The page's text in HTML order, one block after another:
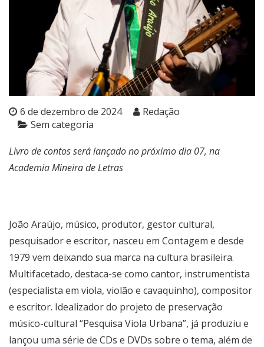
6 de dezembro de 2024
Redação
Sem categoria
Livro de contos será lançado no próximo dia 07, na
Academia Mineira de Letras
João Araújo, músico, produtor, gestor cultural,
pesquisador e escritor, nasceu em Contagem e desde
1979 vem deixando sua marca na cultura brasileira.
Multifacetado, destaca-se como cantor, instrumentista
(especialista em viola, violão e cavaquinho), compositor
e escritor. Idealizador do projeto de preservação
músico-cultural “Pesquisa Viola Urbana”, já produziu e
lançou uma série de CDs e DVDs sobre o tema, além de